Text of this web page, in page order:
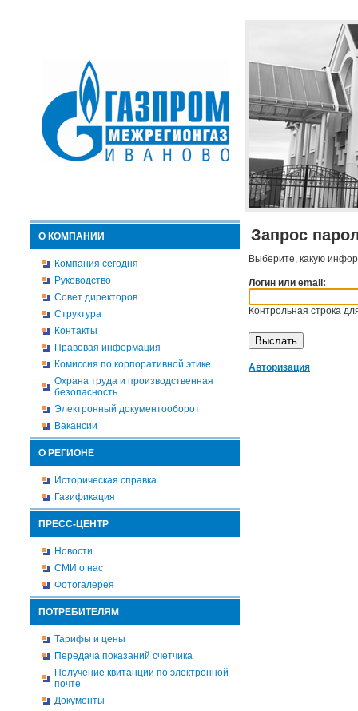
О КОМПАНИИ
Компания сегодня
Руководство
Совет директоров
Структура
Контакты
Правовая информация
Комиссия по корпоративной этике
Охрана труда и производственная
безопасность
Электронный документооборот
Вакансии
О РЕГИОНЕ
Историческая справка
Газификация
ПРЕСС-ЦЕНТР
Новости
СМИ о нас
Фотогалерея
ПОТРЕБИТЕЛЯМ
Тарифы и цены
Передача показаний счетчика
Получение квитанции по электронной
почте
Документы
Запрос
Выберите, какую
Логин или email:
Контрольная строка
Авторизация